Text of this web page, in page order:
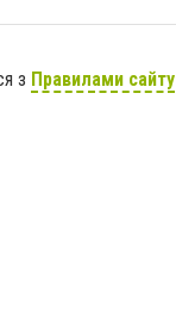
з Правилами сайту